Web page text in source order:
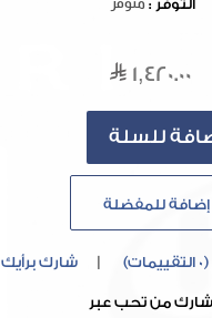
التوفر : متوفر
1,420.00
إضافة للمفضلة
(0 التقييمات) شارك برأيك
شارك من تحب عبر